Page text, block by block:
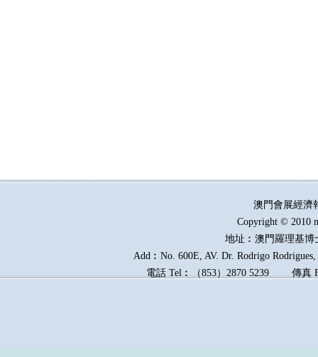
澳門會展經
Copyright © 2010
地址︰澳門羅理基博
Add︰No. 600E, AV. Dr. Rodrigo
電話 Tel︰（853）2870 5239傳真